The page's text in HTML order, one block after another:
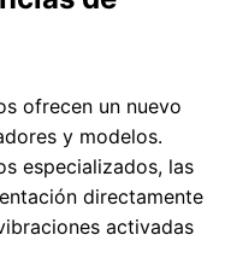
ofrecen un nuevo
y modelos.
especializados, las
directamente
activadas